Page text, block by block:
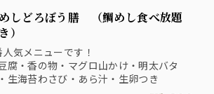
）
人気メニューです！
腐・香の物・マグロ山かけ・明太バタ
生海苔わさび・あら汁・生卵つき